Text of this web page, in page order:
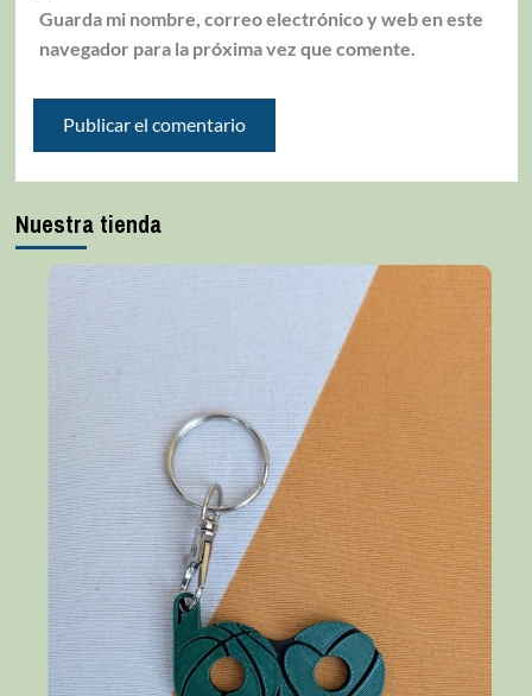
Guarda mi nombre, correo electrónico y web en este
navegador para la próxima vez que comente.
Nuestra tienda